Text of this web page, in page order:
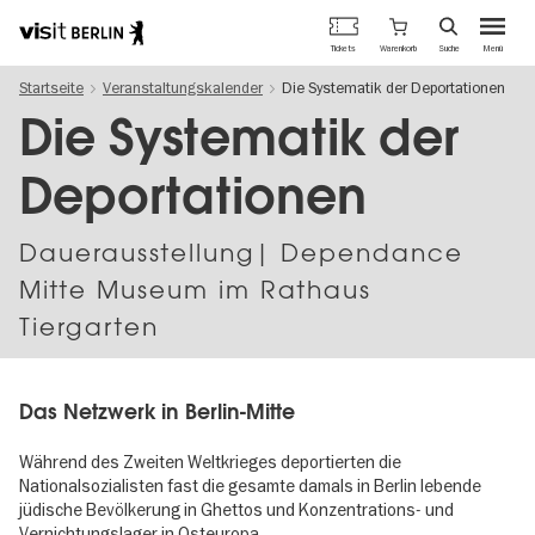
zum
Inhalt
Berlins
offizielles
Tourismusportal
Menü
Tickets Warenkorb Suche
Startseite Veranstaltungskalender Die Systematik der Deportationen
Die Systematik der
Deportationen
Dauer­aus­stel­lung| Dependance
Mitte Museum im Rathaus
Tiergarten
Das Netzwerk in Berlin-Mitte
Während des Zweiten Weltkrieges deportierten die
Nationalsozialisten fast die gesamte damals in Berlin lebende
jüdische Bevölkerung in Ghettos und Konzentrations- und